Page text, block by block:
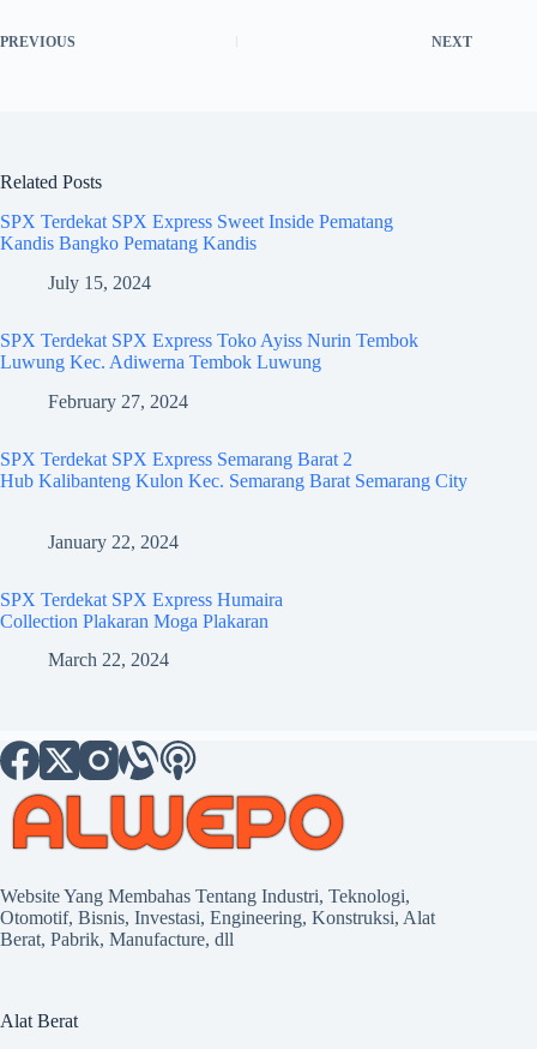
PREVIOUS NEXT
Related Posts
SPX Terdekat SPX Express Sweet Inside Pematang
Kandis Bangko Pematang Kandis
July 15, 2024
SPX Terdekat SPX Express Toko Ayiss Nurin Tembok
Luwung Kec. Adiwerna Tembok Luwung
February 27, 2024
SPX Terdekat SPX Express Semarang Barat 2
Hub Kalibanteng Kulon Kec. Semarang Barat Semarang City
January 22, 2024
SPX Terdekat SPX Express Humaira
Collection Plakaran Moga Plakaran
March 22, 2024
Website Yang Membahas Tentang Industri, Teknologi,
Otomotif, Bisnis, Investasi, Engineering, Konstruksi, Alat
Berat, Pabrik, Manufacture, dll
Alat Berat